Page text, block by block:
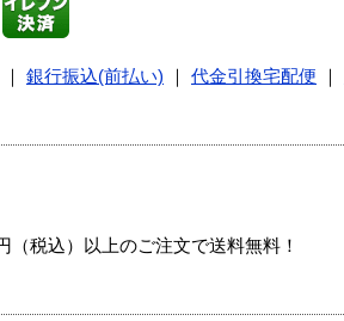
銀行振込(前払い) 代金引換宅配便
税込）以上のご注文で送料無料！